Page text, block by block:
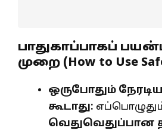
பாதுகாப்பாகப்
முறை (How to Use
ஒருபோதும்
கூடாது: